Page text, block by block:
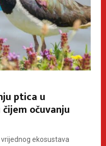
ptica u
očuvanju
ekosustava